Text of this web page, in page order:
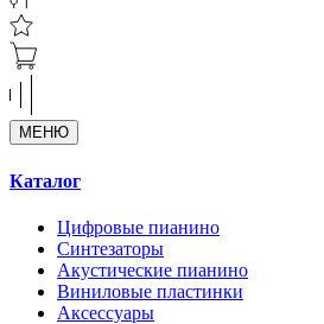
МЕНЮ
Каталог
Цифровые пианино
Синтезаторы
Акустические пианино
Виниловые пластинки
Аксессуары